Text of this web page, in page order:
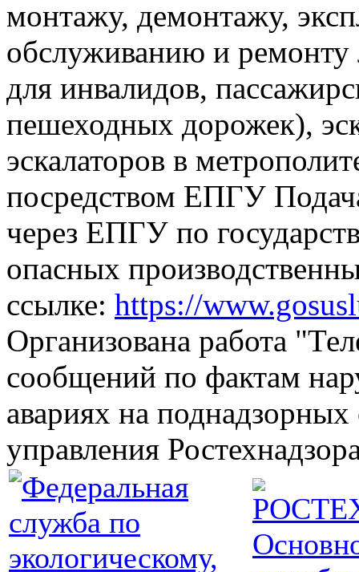
монтажу, демонтажу,
обслуживанию и
для инвалидов,
пешеходных дорожек),
эскалаторов в
посредством ЕПГУ
через ЕПГУ по
опасных
ссылке: https://
Организована работа
сообщений по фактам
авариях на поднадзорных
управления